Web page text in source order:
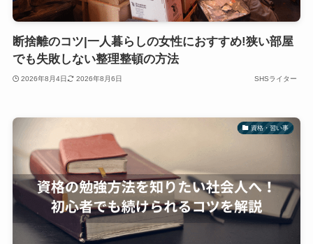
断捨離のコツ|一人暮らしの女性におすすめ!狭い部屋
でも失敗しない整理整頓の方法
2026年8月4日 2026年8月6日 SHSライター
資格・習い事